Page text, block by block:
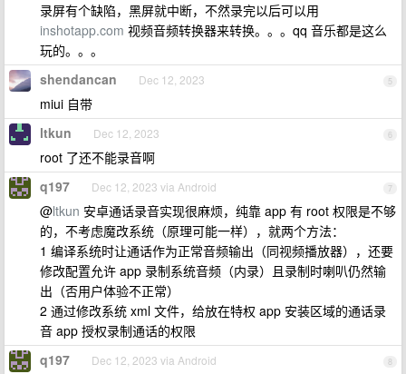
录屏有个缺陷，黑屏就中断，不然录完以后可以用
inshotapp.com 视频音频转换器来转换。。。qq 音乐都是这么
玩的。。。
5
shendancan Dec 12, 2023
miui 自带
6
ltkun Dec 12, 2023
root 了还不能录音啊
7
q197 Dec 12, 2023 via Android
@ltkun 安卓通话录音实现很麻烦，纯靠 app 有 root 权限是不够
的，不考虑魔改系统（原理可能一样），就两个方法：
1 编译系统时让通话作为正常音频输出（同视频播放器），还要
修改配置允许 app 录制系统音频（内录）且录制时喇叭仍然输
出（否用户体验不正常）
2 通过修改系统 xml 文件，给放在特权 app 安装区域的通话录
音 app 授权录制通话的权限
8
q197 Dec 12, 2023 via Android